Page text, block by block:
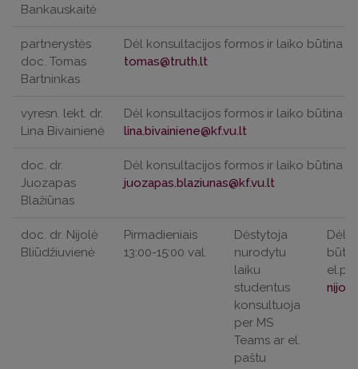
Bankauskaitė
partnerystės
doc. Tomas
Bartninkas
Dėl konsultacijos formos ir laiko būtina
vyresn. lekt. dr.
Lina Bivainienė
Dėl konsultacijos formos ir laiko būtina
doc. dr.
Juozapas
Blažiūnas
Dėl konsultacijos formos ir laiko būtina
doc. dr. Nijolė
Bliūdžiuvienė
Pirmadieniais
13:00-15:00 val.
Dėstytoja
nurodytu
laiku
studentus
konsultuoja
per MS
Teams ar el.
paštu
Dėl